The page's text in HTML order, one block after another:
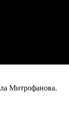
Митрофанова.